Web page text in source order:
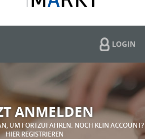
LOGIN
ANMELDEN
UM FORTZUFAHREN. NOCH KEIN ACCOUNT?
HIER REGISTRIEREN